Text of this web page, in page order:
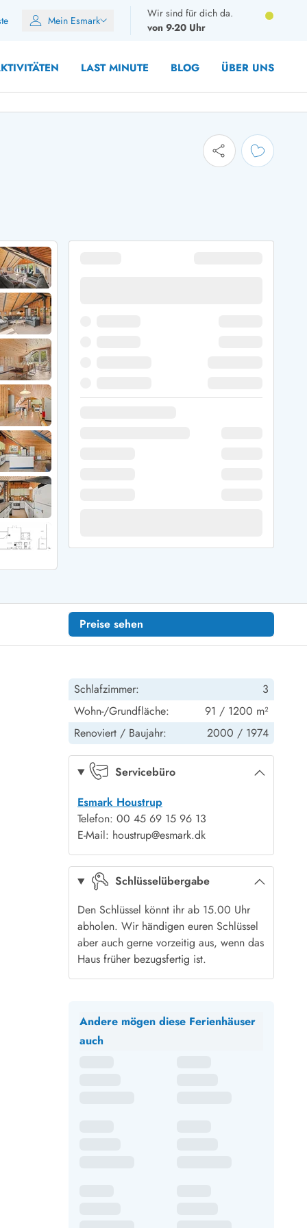
Mein Esmark
Wir sind für dich da.
von 9-20 Uhr
LAST MINUTE BLOG ÜBER UNS
Weihnachten
Silvester
Fjord
Klit
Strand
Husby
Preise sehen
Schlafzimmer:
3
Wohn-/Grundfläche:
91 / 1200 m²
Renoviert / Baujahr: 2000 / 1974
Servicebüro
Esmark Houstrup
Telefon: 00 45 69 15 96 13
E-Mail: houstrup@esmark.dk
Schlüsselübergabe
Den Schlüssel könnt ihr ab 15.00 Uhr
abholen. Wir händigen euren Schlüssel
aber auch gerne vorzeitig aus, wenn das
Haus früher bezugsfertig ist.
Andere mögen diese Ferienhäuser
auch